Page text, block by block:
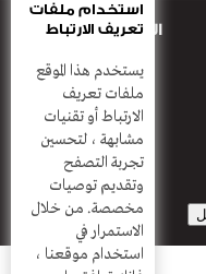
أعمدة
المطبعة
استخدام ملفات
تعريف الارتباط
يستخدم هذا الموقع
ملفات تعريف
الارتباط أو تقنيات
مشابهة ، لتحسين
تجربة التصفح
وتقديم توصيات
مخصصة. من خلال
الاستمرار في
استخدام موقعنا ،